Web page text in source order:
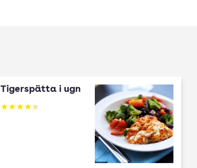
Tigerspätta i ugn
Betyg: 4.4 av 5